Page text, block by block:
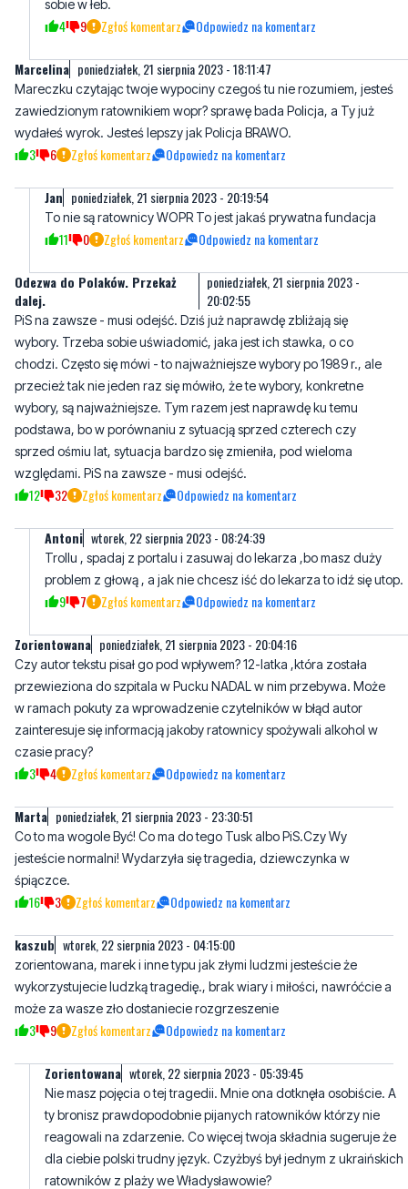
Mareczku czytając twoje wypociny czegoś tu nie rozumiem, jesteś
wydałeś wyrok. Jesteś lepszy jak Policja BRAWO.
3 6 Zgłoś komentarz Odpowiedz na komentarz
Jan poniedziałek, 21 sierpnia 2023 - 20:19:54
To nie są ratownicy WOPR To jest jakaś prywatna fundacja
Odezwa do Polaków. Przekaż
dalej.
poniedziałek, 21 sierpnia 2023 -
20:02:55
wybory. Trzeba sobie uświadomić, jaka jest ich stawka, o co
chodzi. Często się mówi - to najważniejsze wybory po 1989 r., ale
przecież tak nie jeden raz się mówiło, że te wybory, konkretne
wybory, są najważniejsze. Tym razem jest naprawdę ku temu
podstawa, bo w porównaniu z sytuacją sprzed czterech czy
sprzed ośmiu lat, sytuacja bardzo się zmieniła, pod wieloma
względami. PiS na zawsze - musi odejść.
12 32 Zgłoś komentarz Odpowiedz na komentarz
Antoni wtorek, 22 sierpnia 2023 - 08:24:39
Trollu , spadaj z portalu i zasuwaj do lekarza ,bo masz duży
9 7 Zgłoś komentarz Odpowiedz na komentarz
Zorientowana poniedziałek, 21 sierpnia 2023 - 20:04:16
Czy autor tekstu pisał go pod wpływem? 12-latka ,która została
w ramach pokuty za wprowadzenie czytelników w błąd autor
zainteresuje się informacją jakoby ratownicy spożywali alkohol w
czasie pracy?
3 4 Zgłoś komentarz Odpowiedz na komentarz
Marta poniedziałek, 21 sierpnia 2023 - 23:30:51
Co to ma wogole Być! Co ma do tego Tusk albo PiS.Czy Wy
śpiączce.
16 3 Zgłoś komentarz Odpowiedz na komentarz
kaszub wtorek, 22 sierpnia 2023 - 04:15:00
zorientowana, marek i inne typu jak złymi ludzmi jesteście że
może za wasze zło dostaniecie rozgrzeszenie
3 9 Zgłoś komentarz Odpowiedz na komentarz
Zorientowana wtorek, 22 sierpnia 2023 - 05:39:45
Nie masz pojęcia o tej tragedii. Mnie ona dotknęła osobiście. A
reagowali na zdarzenie. Co więcej twoja składnia sugeruje że
dla ciebie polski trudny język. Czyżbyś był jednym z ukraińskich
ratowników z plaży we Władysławowie?
9 12 Zgłoś komentarz Odpowiedz na komentarz
Pytanie wtorek, 22 sierpnia 2023 - 06:39:46